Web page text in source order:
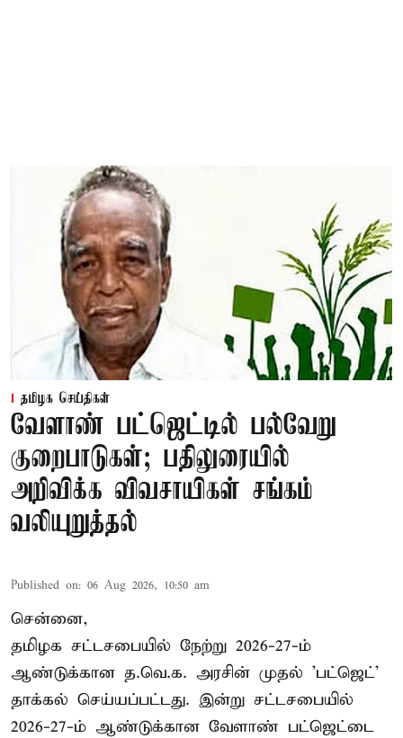
தமிழக செய்திகள்
வேளாண் பட்ஜெட்டில் பல்வேறு
குறைபாடுகள்; பதிலுரையில்
அறிவிக்க விவசாயிகள் சங்கம்
வலியுறுத்தல்
Published on: 06 Aug 2026, 10:50 am
சென்னை,
தமிழக சட்டசபையில் நேற்று 2026-27-ம்
ஆண்டுக்கான த.வெ.க. அரசின் முதல் 'பட்ஜெட்'
தாக்கல் செய்யப்பட்டது. இன்று சட்டசபையில்
2026-27-ம் ஆண்டுக்கான வேளாண் பட்ஜெட்டை